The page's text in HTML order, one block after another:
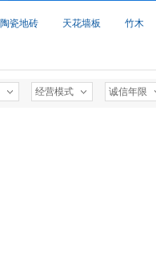
陶瓷地砖 天花墙板 竹木
经营模式 诚信年限